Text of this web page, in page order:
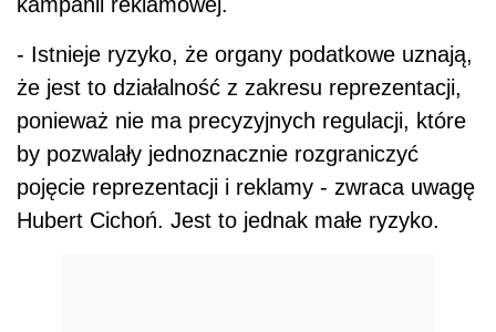
- Istnieje ryzyko, że organy podatkowe uznają,
że jest to działalność z zakresu reprezentacji,
ponieważ nie ma precyzyjnych regulacji, które
by pozwalały jednoznacznie rozgraniczyć
pojęcie reprezentacji i reklamy - zwraca uwagę
Hubert Cichoń. Jest to jednak małe ryzyko.